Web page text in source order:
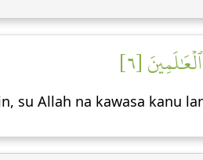
[٦]
su Allah na kawasa kanu